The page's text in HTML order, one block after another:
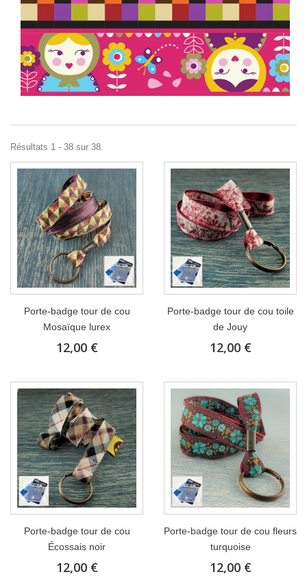
Résultats 1 - 38 sur 38.
Porte-badge tour de cou
Mosaïque lurex
12,00 €
Porte-badge tour de cou toile
de Jouy
12,00 €
Porte-badge tour de cou
Écossais noir
12,00 €
Porte-badge tour de cou fleurs
turquoise
12,00 €